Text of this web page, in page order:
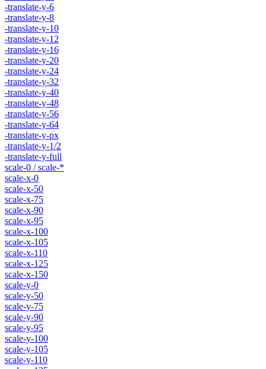
-translate-y-6
-translate-y-8
-translate-y-10
-translate-y-12
-translate-y-16
-translate-y-20
-translate-y-24
-translate-y-32
-translate-y-40
-translate-y-48
-translate-y-56
-translate-y-64
-translate-y-px
-translate-y-1/2
-translate-y-full
scale-0 / scale-*
scale-x-0
scale-x-50
scale-x-75
scale-x-90
scale-x-95
scale-x-100
scale-x-105
scale-x-110
scale-x-125
scale-x-150
scale-y-0
scale-y-50
scale-y-75
scale-y-90
scale-y-95
scale-y-100
scale-y-105
scale-y-110